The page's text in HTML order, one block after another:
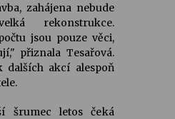
zahájena nebude
rekonstrukce.
jsou pouze věci,
přiznala Tesařová.
dalších akcí alespoň
šrumec letos čeká